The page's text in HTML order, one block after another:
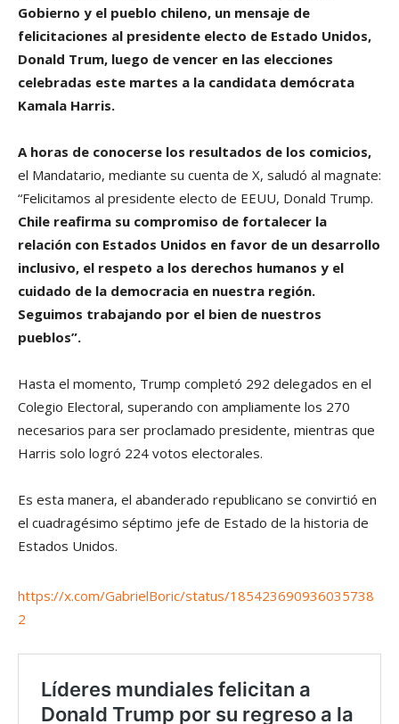
Gobierno y el pueblo chileno, un mensaje de
felicitaciones al presidente electo de Estado Unidos,
Donald Trum, luego de vencer en las elecciones
celebradas este martes a la candidata demócrata
Kamala Harris.
A horas de conocerse los resultados de los comicios,
el Mandatario, mediante su cuenta de X, saludó al magnate:
“Felicitamos al presidente electo de EEUU, Donald Trump.
Chile reafirma su compromiso de fortalecer la
relación con Estados Unidos en favor de un desarrollo
inclusivo, el respeto a los derechos humanos y el
cuidado de la democracia en nuestra región.
Seguimos trabajando por el bien de nuestros
pueblos”.
Hasta el momento, Trump completó 292 delegados en el
Colegio Electoral, superando con ampliamente los 270
necesarios para ser proclamado presidente, mientras que
Harris solo logró 224 votos electorales.
Es esta manera, el abanderado republicano se convirtió en
el cuadragésimo séptimo jefe de Estado de la historia de
Estados Unidos.
https://x.com/GabrielBoric/status/185423690936035738
2